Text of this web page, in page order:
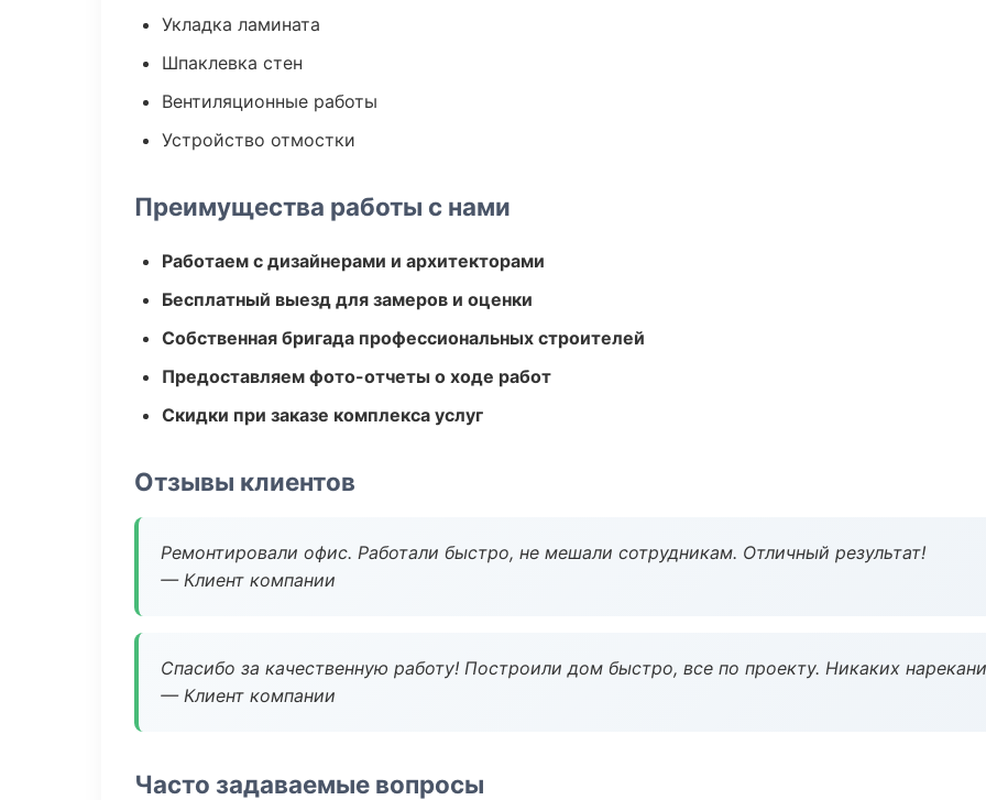
Укладка ламината
Шпаклевка стен
Вентиляционные работы
Устройство отмостки
Преимущества работы с нами
Работаем с дизайнерами и архитекторами
Бесплатный выезд для замеров и оценки
Собственная бригада профессиональных строителей
Предоставляем фото-отчеты о ходе работ
Скидки при заказе комплекса услуг
Отзывы клиентов
Ремонтировали офис. Работали быстро, не мешали сотрудникам. Отличный результат!
— Клиент компании
Спасибо за качественную работу! Построили дом быстро, все по проекту. Никаких
— Клиент компании
Часто задаваемые вопросы